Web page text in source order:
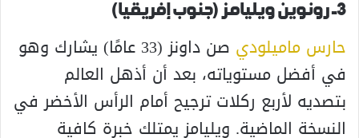
3- رونوين ويليامز (جنوب إفريقيا)
حارس ماميلودي
صن داونز (33 عامًا) يشارك وهو
في أفضل مستوياته، بعد أن أذهل العالم
بتصديه لأربع ركلات ترجيح أمام الرأس الأخضر في
النسخة الماضية. ويليامز يمتلك خبرة كافية